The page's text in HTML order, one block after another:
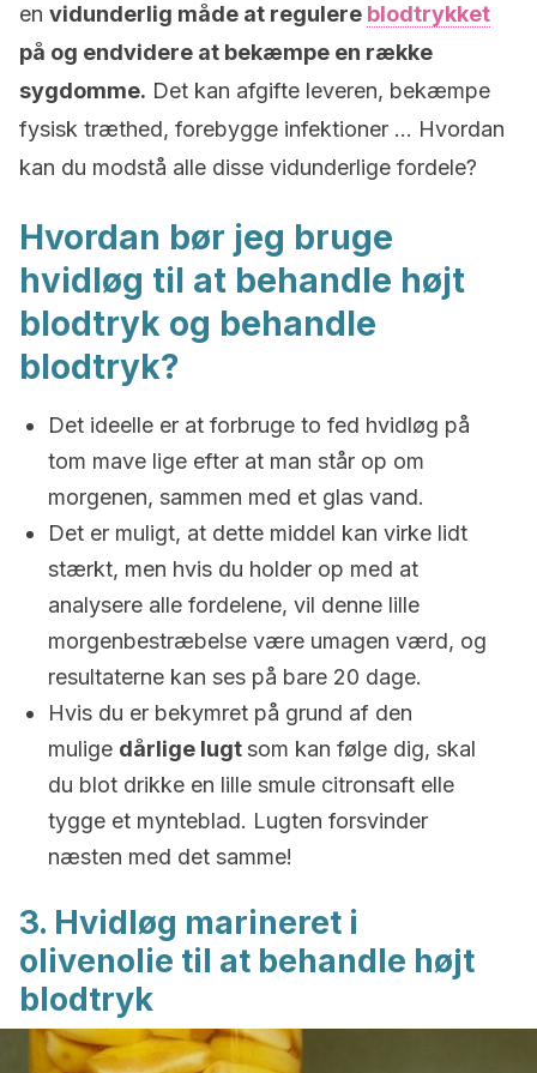
en vidunderlig måde at regulere blodtrykket
på og endvidere at bekæmpe en række
sygdomme. Det kan afgifte leveren, bekæmpe
fysisk træthed, forebygge infektioner … Hvordan
kan du modstå alle disse vidunderlige fordele?
Hvordan bør jeg bruge
hvidløg til at behandle højt
blodtryk og behandle
blodtryk?
Det ideelle er at forbruge to fed hvidløg på
tom mave lige efter at man står op om
morgenen, sammen med et glas vand.
Det er muligt, at dette middel kan virke lidt
stærkt, men hvis du holder op med at
analysere alle fordelene, vil denne lille
morgenbestræbelse være umagen værd, og
resultaterne kan ses på bare 20 dage.
Hvis du er bekymret på grund af den
mulige dårlige lugtsom kan følge dig, skal
du blot drikke en lille smule citronsaft elle
tygge et mynteblad. Lugten forsvinder
næsten med det samme!
3. Hvidløg marineret i
olivenolie til at behandle højt
blodtryk